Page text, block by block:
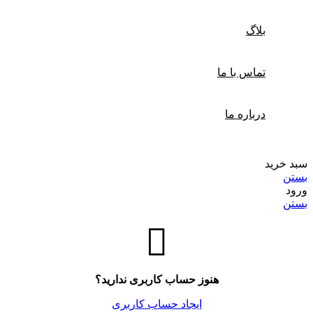
بلاگ
تماس با ما
درباره ما
سبد خرید
بستن
ورود
بستن
هنوز حساب کاربری ندارید؟
ایجاد حساب کاربری